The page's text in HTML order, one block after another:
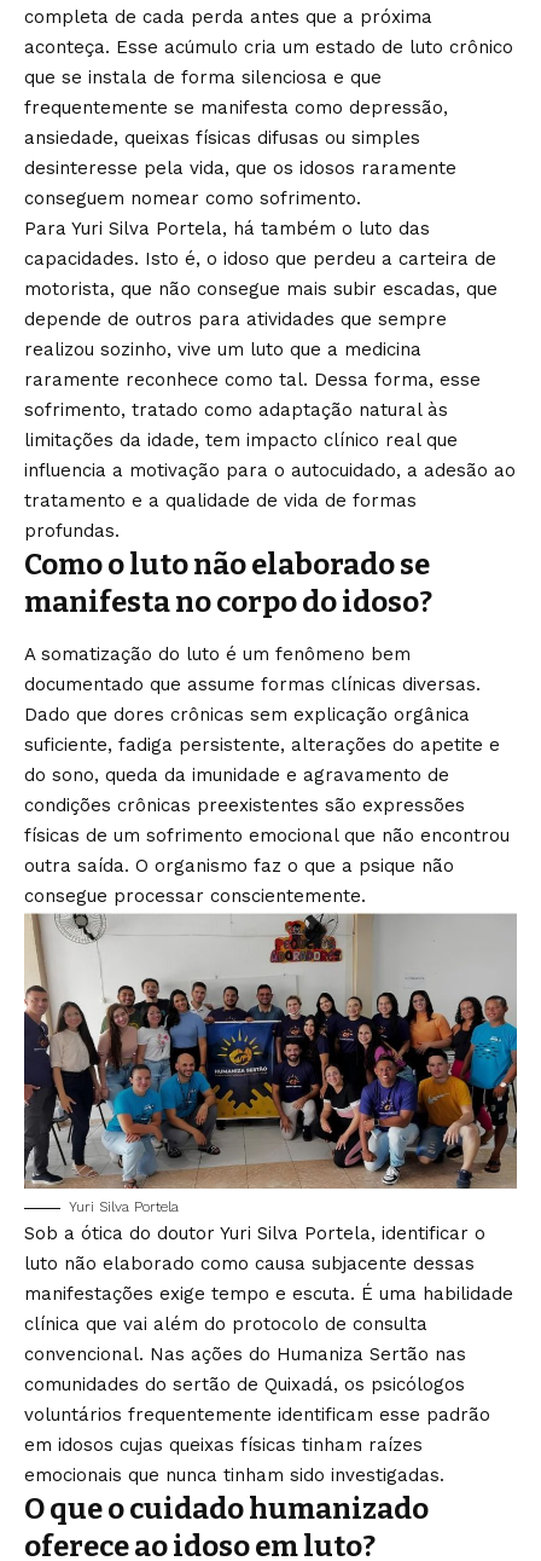
completa de cada perda antes que a próxima
aconteça. Esse acúmulo cria um estado de luto crônico
que se instala de forma silenciosa e que
frequentemente se manifesta como depressão,
ansiedade, queixas físicas difusas ou simples
desinteresse pela vida, que os idosos raramente
conseguem nomear como sofrimento.
Para Yuri Silva Portela, há também o luto das
capacidades. Isto é, o idoso que perdeu a carteira de
motorista, que não consegue mais subir escadas, que
depende de outros para atividades que sempre
realizou sozinho, vive um luto que a medicina
raramente reconhece como tal. Dessa forma, esse
sofrimento, tratado como adaptação natural às
limitações da idade, tem impacto clínico real que
influencia a motivação para o autocuidado, a adesão ao
tratamento e a qualidade de vida de formas
profundas.
Como o luto não elaborado se
manifesta no corpo do idoso?
A somatização do luto é um fenômeno bem
documentado que assume formas clínicas diversas.
Dado que dores crônicas sem explicação orgânica
suficiente, fadiga persistente, alterações do apetite e
do sono, queda da imunidade e agravamento de
condições crônicas preexistentes são expressões
físicas de um sofrimento emocional que não encontrou
outra saída. O organismo faz o que a psique não
consegue processar conscientemente.
Yuri Silva Portela
Sob a ótica do doutor Yuri Silva Portela, identificar o
luto não elaborado como causa subjacente dessas
manifestações exige tempo e escuta. É uma habilidade
clínica que vai além do protocolo de consulta
convencional. Nas ações do Humaniza Sertão nas
comunidades do sertão de Quixadá, os psicólogos
voluntários frequentemente identificam esse padrão
em idosos cujas queixas físicas tinham raízes
emocionais que nunca tinham sido investigadas.
O que o cuidado humanizado
oferece ao idoso em luto?